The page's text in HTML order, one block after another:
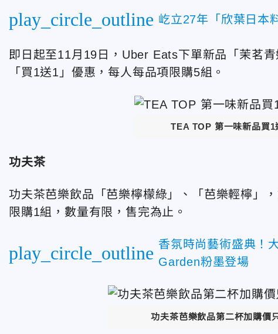
play_circle_outline 屹立27年「欣葉日本
即日起至11月19日，Uber Eats下單新品「茉茗
「買1送1」優惠，每人每品項限購5組。
TEA TOP 第一味新品買1
功夫茶
功夫茶芭樂飲品「芭樂檸檬綠」、「芭樂輕檸」
限購1組，數量有限，售完為止。
play_circle_outline 香氛時尚藝術盛典！
Garden粉墨登場
功夫茶芭樂飲品第二杯加購價